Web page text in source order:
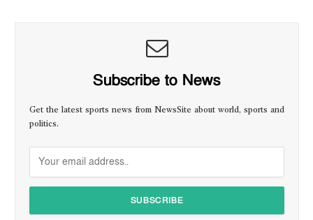
Subscribe to News
Get the latest sports news from NewsSite about world, sports and
politics.